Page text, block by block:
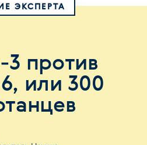
ЭКСПЕРТА
против
или 300